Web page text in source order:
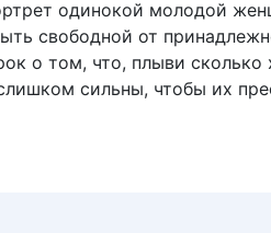
одинокой молодой
свободной от
о том, что, плыви сколько
сильны, чтобы их